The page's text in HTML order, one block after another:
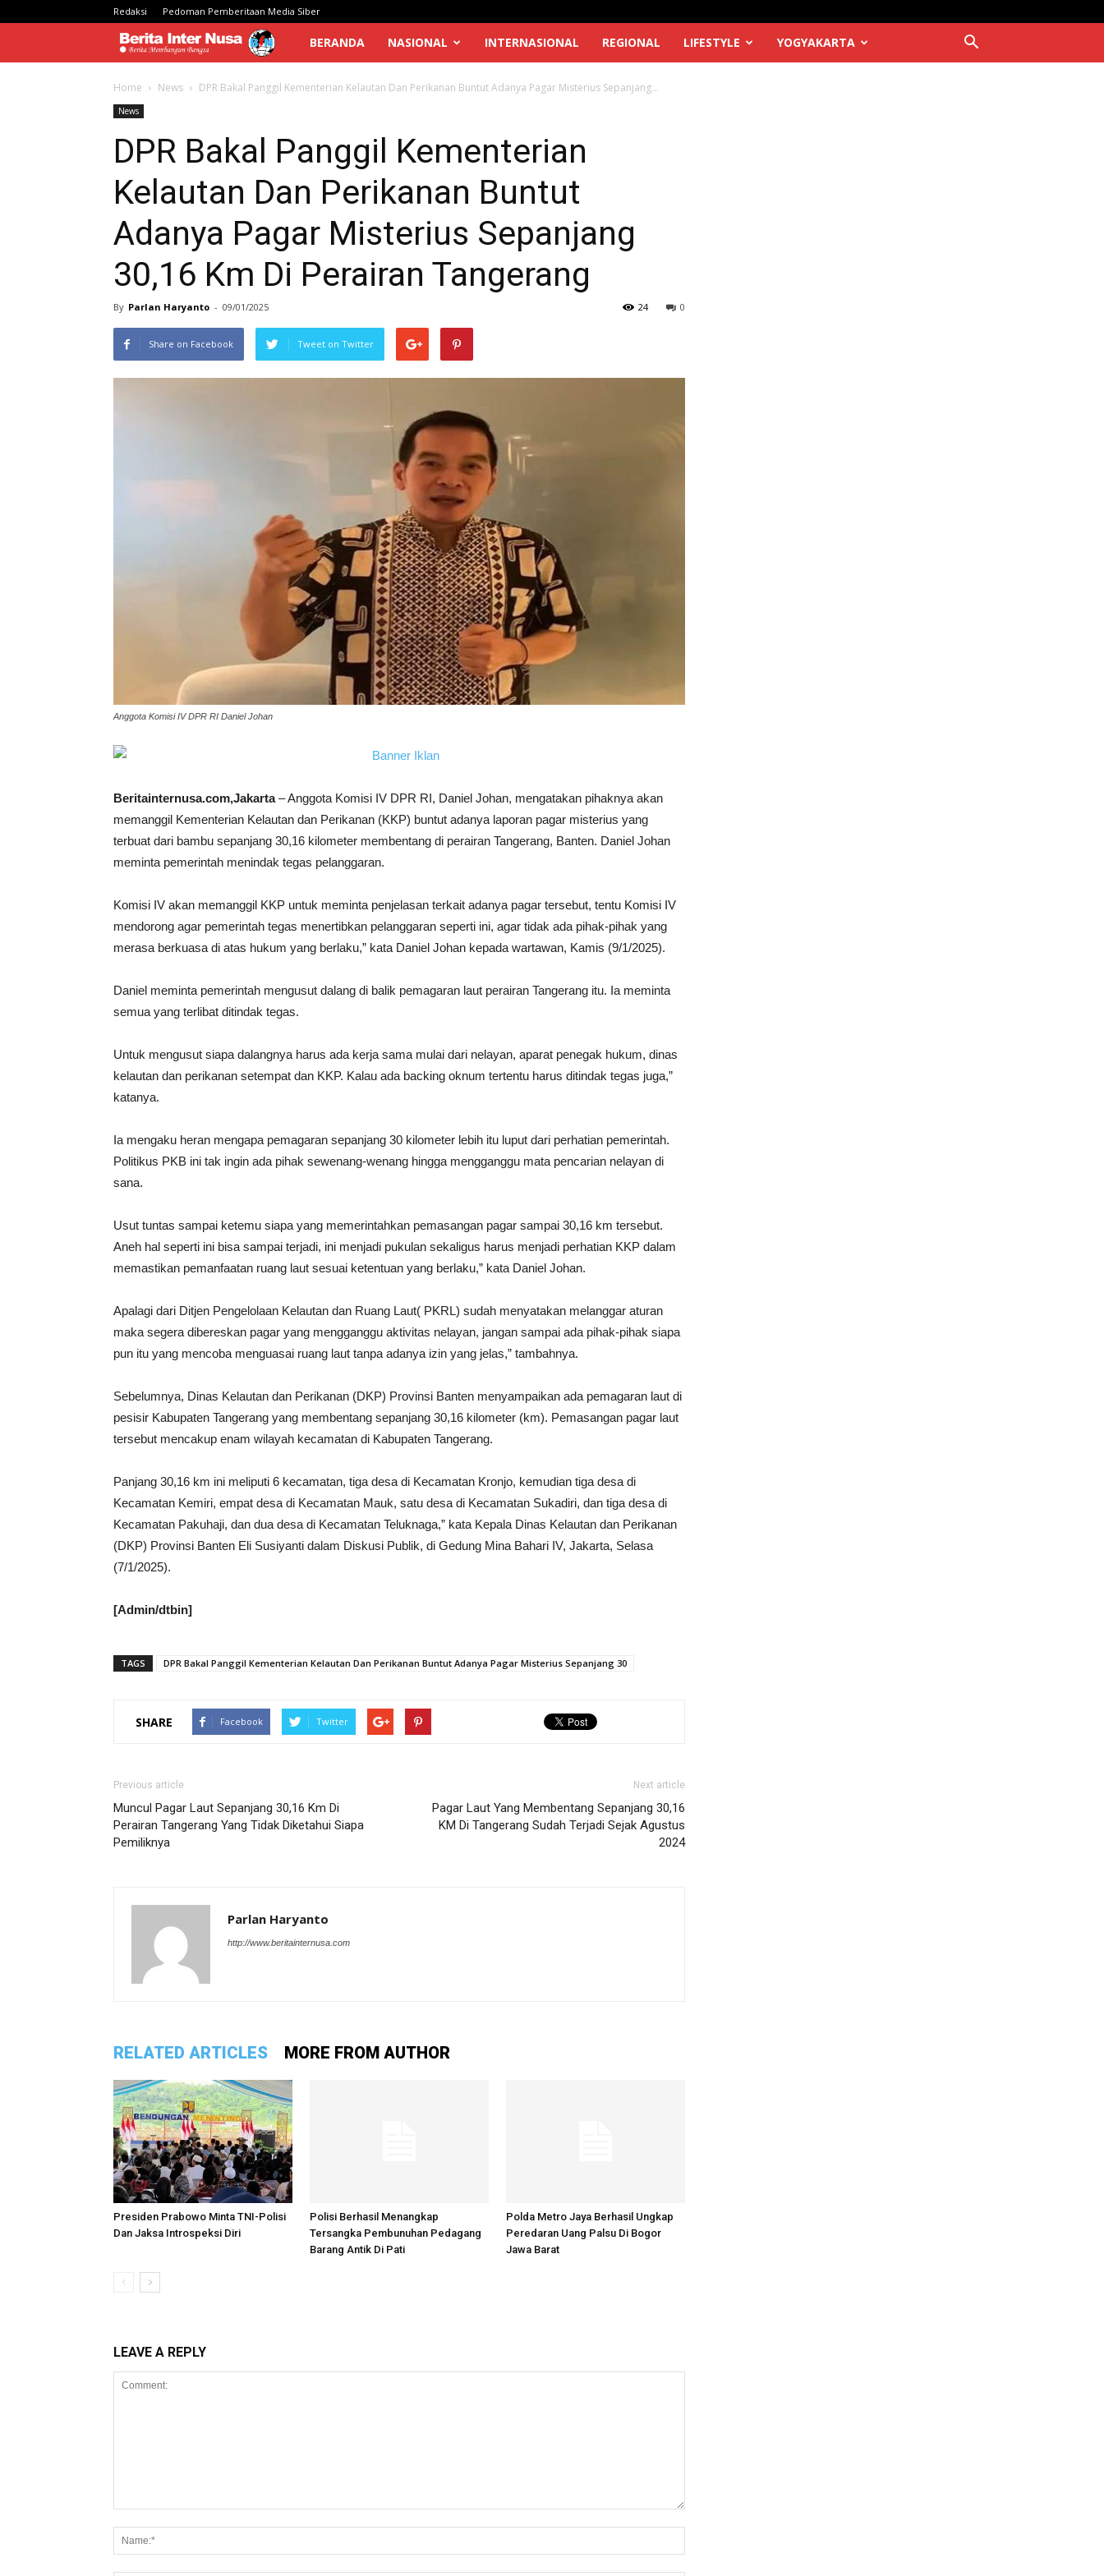
Redaksi Pedoman Pemberitaan Media Siber
Berita
Inter
BERANDA NASIONAL INTERNASIONAL REGIONAL LIFESTYLE YOGYAKARTA
Home News DPR Bakal Panggil Kementerian Kelautan Dan Perikanan Buntut Adanya Pagar Misterius Sepanjang...
News
DPR Bakal Panggil Kementerian
Kelautan Dan Perikanan Buntut
Adanya Pagar Misterius Sepanjang
30,16 Km Di Perairan Tangerang
By Parlan Haryanto - 09/01/2025 0
24
Share on Facebook Tweet on Twitter
Anggota Komisi IV DPR RI Daniel Johan
Beritainternusa.com,Jakarta– Anggota Komisi IV DPR RI, Daniel Johan, mengatakan pihaknya akan
memanggil Kementerian Kelautan dan Perikanan (KKP) buntut adanya laporan pagar misterius yang
terbuat dari bambu sepanjang 30,16 kilometer membentang di perairan Tangerang, Banten. Daniel Johan
meminta pemerintah menindak tegas pelanggaran.
Komisi IV akan memanggil KKP untuk meminta penjelasan terkait adanya pagar tersebut, tentu Komisi IV
mendorong agar pemerintah tegas menertibkan pelanggaran seperti ini, agar tidak ada pihak-pihak yang
merasa berkuasa di atas hukum yang berlaku,” kata Daniel Johan kepada wartawan, Kamis (9/1/2025).
Daniel meminta pemerintah mengusut dalang di balik pemagaran laut perairan Tangerang itu. Ia meminta
semua yang terlibat ditindak tegas.
Untuk mengusut siapa dalangnya harus ada kerja sama mulai dari nelayan, aparat penegak hukum, dinas
kelautan dan perikanan setempat dan KKP. Kalau ada backing oknum tertentu harus ditindak tegas juga,”
katanya.
Ia mengaku heran mengapa pemagaran sepanjang 30 kilometer lebih itu luput dari perhatian pemerintah.
Politikus PKB ini tak ingin ada pihak sewenang-wenang hingga mengganggu mata pencarian nelayan di
sana.
Usut tuntas sampai ketemu siapa yang memerintahkan pemasangan pagar sampai 30,16 km tersebut.
Aneh hal seperti ini bisa sampai terjadi, ini menjadi pukulan sekaligus harus menjadi perhatian KKP dalam
memastikan pemanfaatan ruang laut sesuai ketentuan yang berlaku,” kata Daniel Johan.
Apalagi dari Ditjen Pengelolaan Kelautan dan Ruang Laut( PKRL) sudah menyatakan melanggar aturan
maka segera dibereskan pagar yang mengganggu aktivitas nelayan, jangan sampai ada pihak-pihak siapa
pun itu yang mencoba menguasai ruang laut tanpa adanya izin yang jelas,” tambahnya.
Sebelumnya, Dinas Kelautan dan Perikanan (DKP) Provinsi Banten menyampaikan ada pemagaran laut di
pesisir Kabupaten Tangerang yang membentang sepanjang 30,16 kilometer (km). Pemasangan pagar laut
tersebut mencakup enam wilayah kecamatan di Kabupaten Tangerang.
Panjang 30,16 km ini meliputi 6 kecamatan, tiga desa di Kecamatan Kronjo, kemudian tiga desa di
Kecamatan Kemiri, empat desa di Kecamatan Mauk, satu desa di Kecamatan Sukadiri, dan tiga desa di
Kecamatan Pakuhaji, dan dua desa di Kecamatan Teluknaga,” kata Kepala Dinas Kelautan dan Perikanan
(DKP) Provinsi Banten Eli Susiyanti dalam Diskusi Publik, di Gedung Mina Bahari IV, Jakarta, Selasa
(7/1/2025).
[Admin/dtbin]
TAGS DPR Bakal Panggil Kementerian Kelautan Dan Perikanan Buntut Adanya Pagar Misterius Sepanjang 30
SHARE Facebook Twitter
Previous article
Muncul Pagar Laut Sepanjang 30,16 Km Di
Perairan Tangerang Yang Tidak Diketahui Siapa
Pemiliknya
Next article
Pagar Laut Yang Membentang Sepanjang 30,16
KM Di Tangerang Sudah Terjadi Sejak Agustus
2024
Parlan Haryanto
http://www.beritainternusa.com
RELATED ARTICLES MORE FROM AUTHOR
Presiden Prabowo Minta TNI-Polisi
Dan Jaksa Introspeksi Diri
Polisi Berhasil Menangkap
Tersangka Pembunuhan Pedagang
Barang Antik Di Pati
Polda Metro Jaya Berhasil Ungkap
Peredaran Uang Palsu Di Bogor
Jawa Barat
LEAVE A REPLY